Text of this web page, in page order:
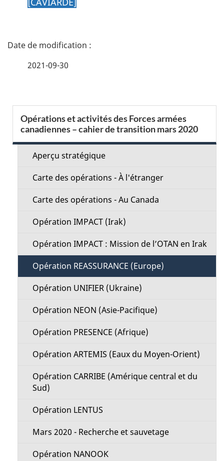
D
a
2021-09-30
e
Opérations et activités des Forces armées
canadiennes – cahier de transition mars 2020
Aperçu stratégique
Carte des opérations - À l'étranger
Carte des opérations - Au Canada
Opération IMPACT (Irak)
Opération IMPACT : Mission de l’OTAN en Irak
Opération REASSURANCE (Europe)
Opération UNIFIER (Ukraine)
Opération NEON (Asie-Pacifique)
Opération PRESENCE (Afrique)
Opération ARTEMIS (Eaux du Moyen-Orient)
Opération CARRIBE (Amérique central et du
Sud)
Opération LENTUS
Mars 2020 - Recherche et sauvetage
Opération NANOOK